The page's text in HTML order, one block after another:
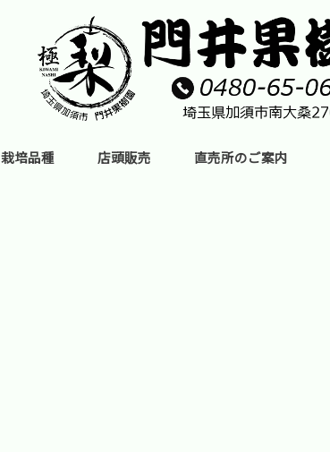
栽培品種 店頭販売 直売所のご案内